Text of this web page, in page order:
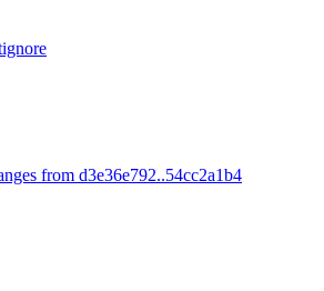
from d3e36e792..54cc2a1b4